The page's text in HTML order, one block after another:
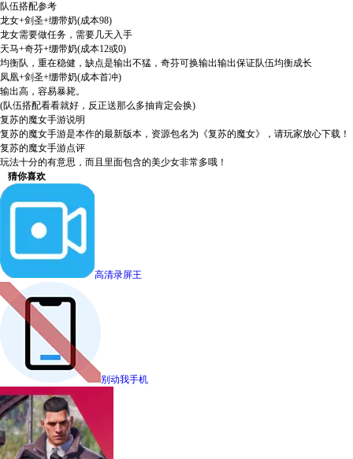
队伍搭配参考
龙女+剑圣+绷带奶(成本98)
龙女需要做任务，需要几天入手
天马+奇芬+绷带奶(成本12或0)
均衡队，重在稳健，缺点是输出不猛，奇芬可换输出输出保证队伍均衡成长
凤凰+剑圣+绷带奶(成本首冲)
输出高，容易暴毙。
(队伍搭配看看就好，反正送那么多抽肯定会换)
复苏的魔女手游说明
复苏的魔女手游是本作的最新版本，资源包名为《复苏的魔女》，请玩家放心下载！
复苏的魔女手游点评
玩法十分的有意思，而且里面包含的美少女非常多哦！
猜你喜欢
高清录屏王
别动我手机